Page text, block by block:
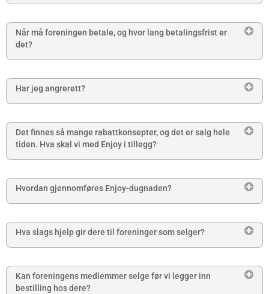
Når må foreningen betale, og hvor lang betalingsfrist er
det?
Har jeg angrerett?
Det finnes så mange rabattkonsepter, og det er salg hele
tiden. Hva skal vi med Enjoy i tillegg?
Hvordan gjennomføres Enjoy-dugnaden?
Hva slags hjelp gir dere til foreninger som selger?
Kan foreningens medlemmer selge før vi legger inn
bestilling hos dere?